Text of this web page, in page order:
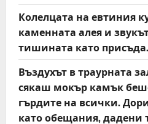
Колелцата на евтиния
каменната алея и
тишината като присъда.
Въздухът в траурната
сякаш мокър камък
гърдите на всички.
като обещания, дадени